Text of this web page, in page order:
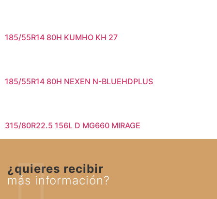
185/55R14 80H KUMHO KH 27
185/55R14 80H NEXEN N-BLUEHDPLUS
315/80R22.5 156L D MG660 MIRAGE
¿quieres recibir
más información?